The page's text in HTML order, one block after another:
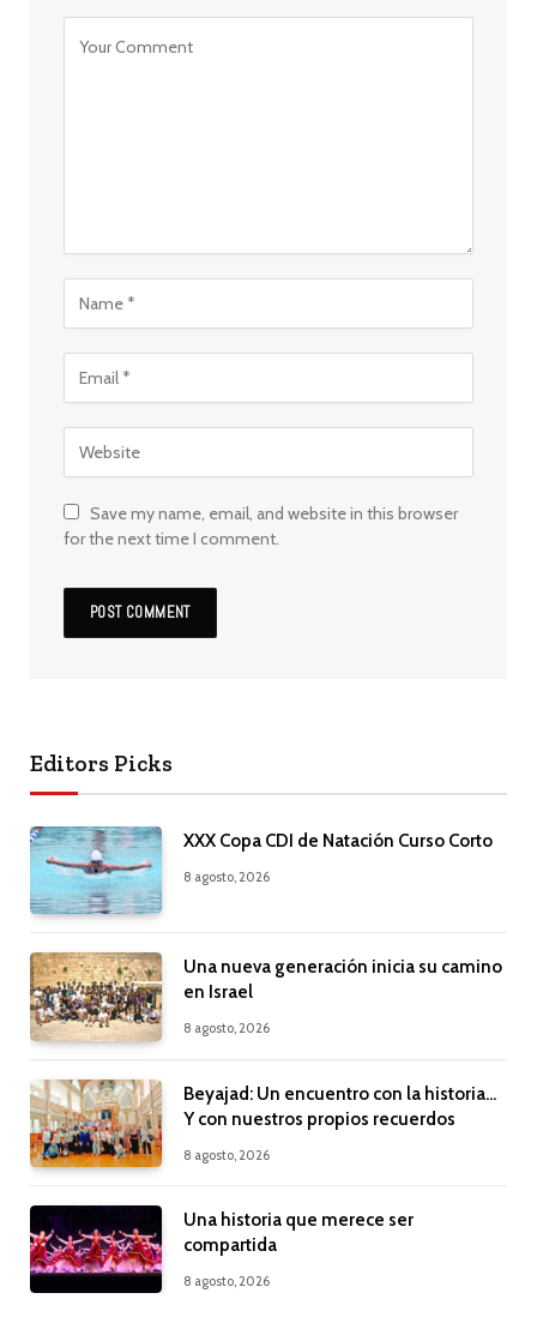
Save my name, email, and website in this browser
for the next time I comment.
Editors Picks
XXX Copa CDI de Natación Curso Corto
8 agosto, 2026
Una nueva generación inicia su camino
en Israel
8 agosto, 2026
Beyajad: Un encuentro con la historia…
Y con nuestros propios recuerdos
8 agosto, 2026
Una historia que merece ser
compartida
8 agosto, 2026